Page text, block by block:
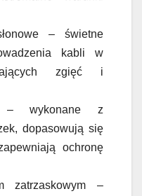
– świetne
kabli w
zgięć i
– wykonane z
dopasowują się
ochronę
zatrzaskowym –